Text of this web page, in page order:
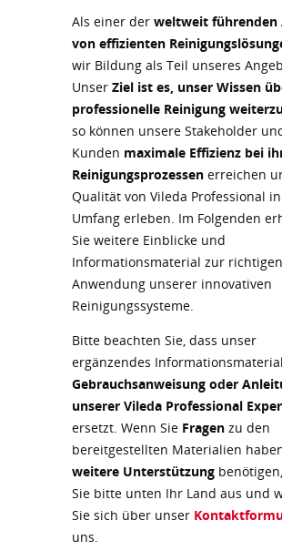
Als einer der weltweit führenden
von effizienten
wir Bildung als Teil unseres
Unser Ziel ist es, unser Wissen
professionelle Reinigung
so können unsere Stakeholder
Kunden maximale Effizienz bei
Reinigungsprozessen erreichen
Qualität von Vileda Professional
Umfang erleben. Im Folgenden
Sie weitere Einblicke und
Informationsmaterial zur richtigen
Anwendung unserer innovativen
Reinigungssysteme.
Bitte beachten Sie, dass unser
ergänzendes
Gebrauchsanweisung oder
unserer Vileda Professional
ersetzt. Wenn Sie Fragen zu den
bereitgestellten Materialien
weitere Unterstützung
Sie bitte unten Ihr Land aus und
Sie sich über unser
uns.